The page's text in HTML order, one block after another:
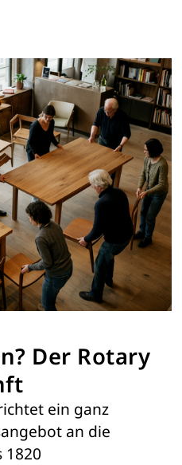
Der Rotary
ein ganz
an die
1820